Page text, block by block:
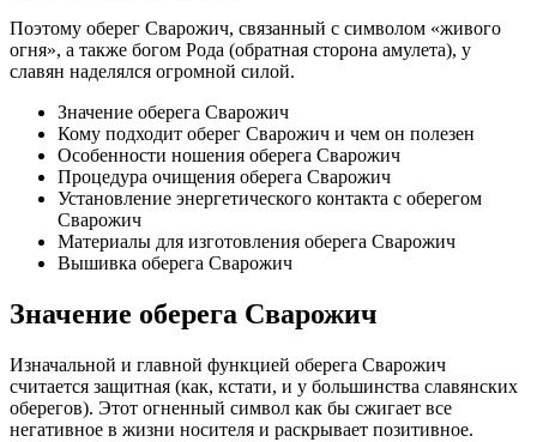
Поэтому оберег Сварожич, связанный с символом «живого
огня», а также богом Рода (обратная сторона амулета), у
славян наделялся огромной силой.
Значение оберега Сварожич
Кому подходит оберег Сварожич и чем он полезен
Особенности ношения оберега Сварожич
Процедура очищения оберега Сварожич
Установление энергетического контакта с оберегом
Сварожич
Материалы для изготовления оберега Сварожич
Вышивка оберега Сварожич
Значение оберега Сварожич
Изначальной и главной функцией оберега Сварожич
считается защитная (как, кстати, и у большинства славянских
оберегов). Этот огненный символ как бы сжигает все
негативное в жизни носителя и раскрывает позитивное.